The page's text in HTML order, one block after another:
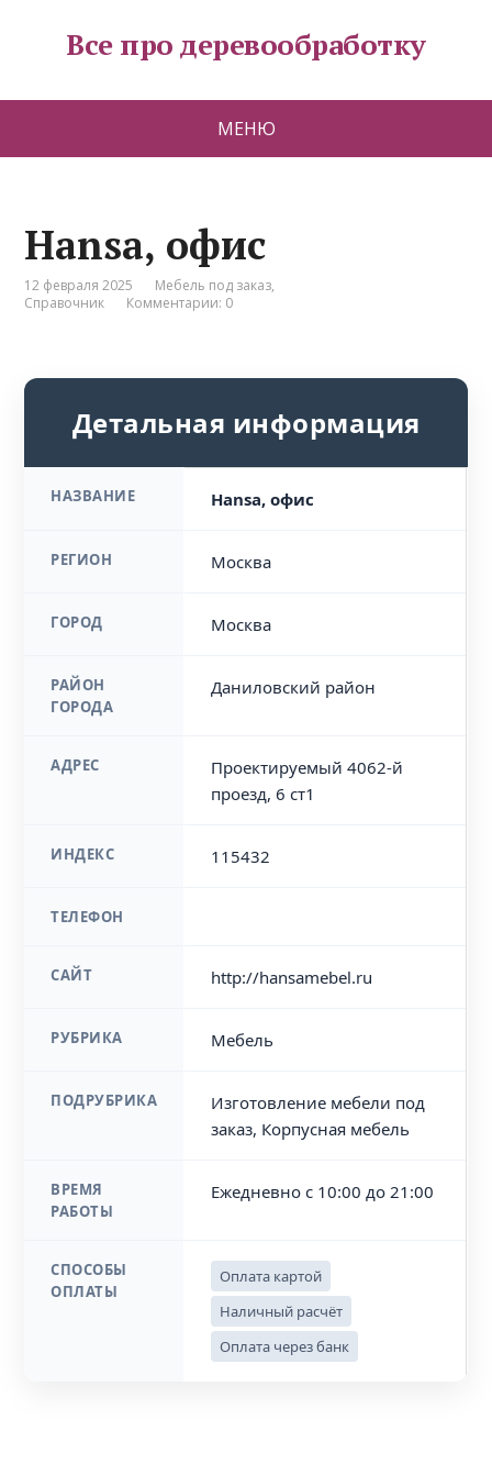
Все про деревообработку
МЕНЮ
Hansa, офис
12 февраля 2025 Мебель под заказ,
Справочник
Комментарии: 0
Детальная информация
НАЗВАНИЕ Hansa, офис
РЕГИОН Москва
ГОРОД Москва
РАЙОН
ГОРОДА
Даниловский район
АДРЕС
Проектируемый 4062-й
проезд, 6 ст1
ИНДЕКС 115432
ТЕЛЕФОН
САЙТ http://hansamebel.ru
РУБРИКА Мебель
ПОДРУБРИКА
Изготовление мебели под
заказ, Корпусная мебель
ВРЕМЯ
РАБОТЫ
Ежедневно с 10:00 до 21:00
СПОСОБЫ
ОПЛАТЫ
Оплата картой
Наличный расчёт
Оплата через банк